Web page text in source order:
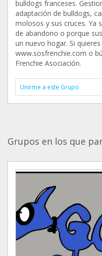
bulldogs franceses.
adaptación de bulldogs,
molosos y sus cruces. Ya
de abandono o porque
un nuevo hogar. Si
www.sosfrenchie.com o
Frenchie Asociación.
Unirme a este Grupo
Grupos en los que